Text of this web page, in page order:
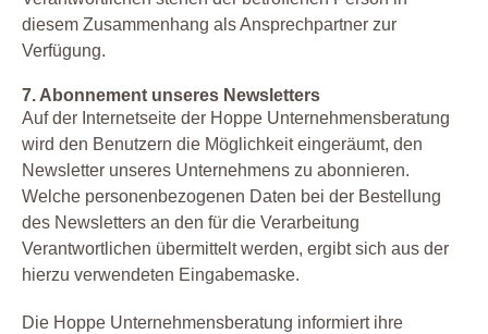
diesem Zusammenhang als Ansprechpartner zur
Verfügung.
7. Abonnement unseres Newsletters
Auf der Internetseite der Hoppe Unternehmensberatung
wird den Benutzern die Möglichkeit eingeräumt, den
Newsletter unseres Unternehmens zu abonnieren.
Welche personenbezogenen Daten bei der Bestellung
des Newsletters an den für die Verarbeitung
Verantwortlichen übermittelt werden, ergibt sich aus der
hierzu verwendeten Eingabemaske.
Die Hoppe Unternehmensberatung informiert ihre